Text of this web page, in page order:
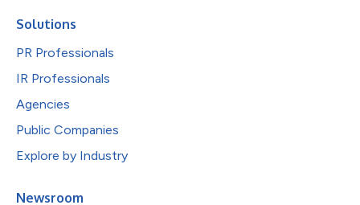
Solutions
PR Professionals
IR Professionals
Agencies
Public Companies
Explore by Industry
Newsroom